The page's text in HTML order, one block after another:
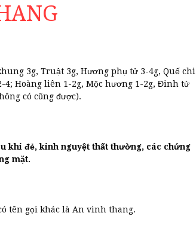
3g, Truật 3g, Hương phụ tử 3-4g, Quế chi
4; Hoàng liên 1-2g, Mộc hương 1-2g, Đinh tử
có cũng được).
khi đẻ, kinh nguyệt thất thường, các chứng
mặt.
tên gọi khác là An vinh thang.